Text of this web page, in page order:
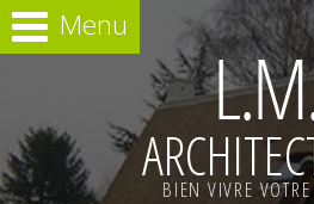
Menu
BIEN VIVRE VOTRE